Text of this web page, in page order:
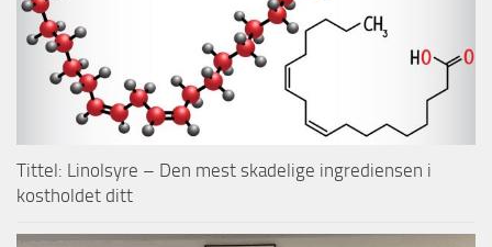
Tittel: Linolsyre – Den mest skadelige ingrediensen i
kostholdet ditt